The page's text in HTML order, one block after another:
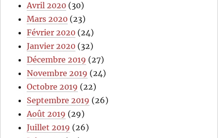
Avril 2020 (30)
Mars 2020 (23)
Février 2020 (24)
Janvier 2020 (32)
Décembre 2019 (27)
Novembre 2019 (24)
Octobre 2019 (22)
Septembre 2019 (26)
Août 2019 (29)
Juillet 2019 (26)